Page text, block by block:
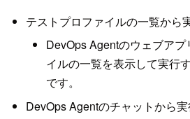
テストプロファイルの一覧から
DevOps Agentのウェブア
イルの一覧を表示して実行
です。
DevOps Agentのチャットから